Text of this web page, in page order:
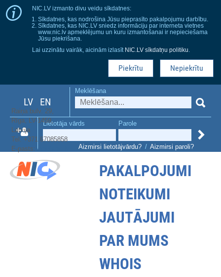
NIC.LV izmanto divu veidu sīkdatnes:
Sīkdatnes, kas nodrošina Jūsu pieprasīto pakalpojumu darbību.
Sīkdatnes, kas NIC.LV sniedz informāciju par interneta vietnes
www.nic.lv apmeklējumu un kuru izmantošanai ir nepieciešama
Jūsu piekrišana.
Lai uzzinātu vairāk, aicinām izlasīt NIC.LV sīkdatņu politiku
Piekrītu Nepiekrītu
LV EN
Meklēšana
Lietotāja vārds Parole
Aizmirsi lietotājvārdu? / Aizmirsi paroli?
PAKALPOJUMI
NOTEIKUMI
JAUTĀJUMI
PAR MUMS
WHOIS
Raiņa bulv. 29,
Rīga, LV-1459,
Latvija
Tel. +371 67085858
E-pasts: dns@nic.lv